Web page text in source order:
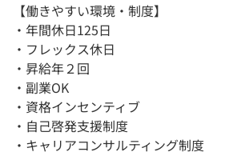
【働きやすい環境・制度】
・年間休日125日
・フレックス休日
・昇給年２回
・副業OK
・資格インセンティブ
・自己啓発支援制度
・キャリアコンサルティング制度